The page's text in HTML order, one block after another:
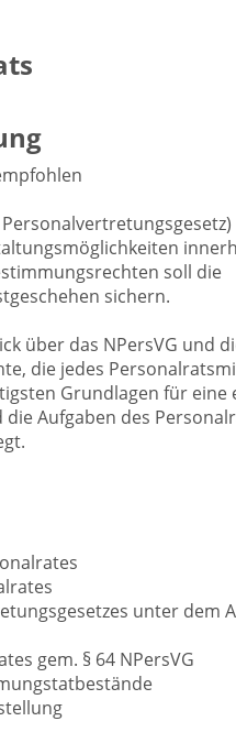
soll die
sichern.
über das NPersVG und
die jedes
Grundlagen für eine
Aufgaben des
unter dem
gem. § 64 NPersVG